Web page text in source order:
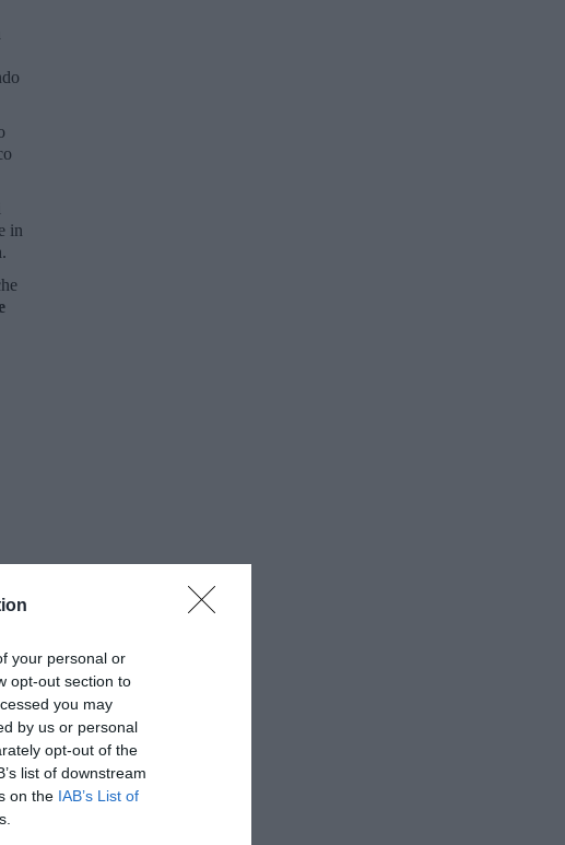
your personal or
opt-out section to
you may
by us or personal
opt-out of the
list of downstream
on the IAB’s List of
in